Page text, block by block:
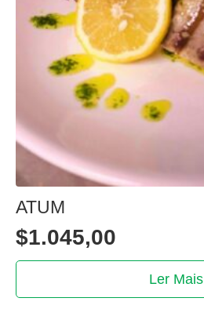
ATUM
$1.045,00
Ler Mais